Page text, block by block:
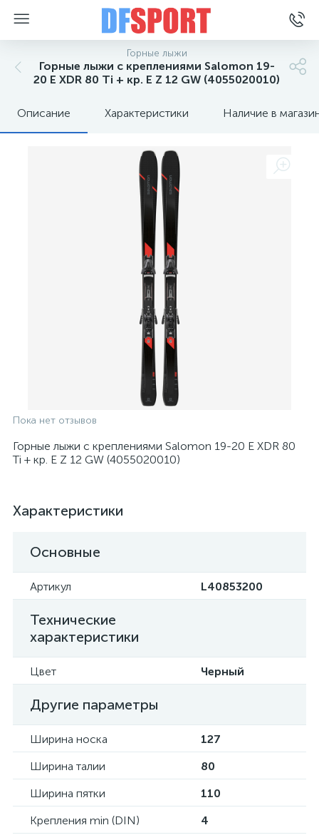
Горные лыжи
Горные лыжи с креплениями Salomon 19-
20 E XDR 80 Ti + кр. E Z 12 GW (4055020010)
Описание Характеристики Наличие в
Пока нет отзывов
Горные лыжи с креплениями Salomon 19-20 E XDR 80
Ti + кр. E Z 12 GW (4055020010)
Характеристики
Основные
Артикул L40853200
Технические
характеристики
Цвет Черный
Другие параметры
Ширина носка
127
Ширина талии
80
Ширина пятки
110
Крепления min (DIN)
4